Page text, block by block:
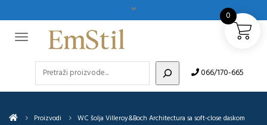
066/170-665
Proizvodi WC šolja Villeroy&Boch Architectura sa soft-close daskom
0